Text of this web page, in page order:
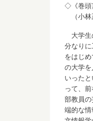
◇《巻頭
（小林
大学生
分なり
をはじ
の大学
いった
って、
部教員
端的な